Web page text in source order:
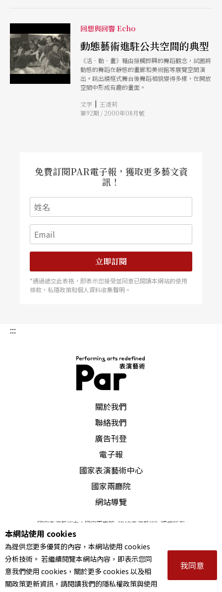
回想與回響 Echo
動態藝術進駐公共空間的典型
《活．動．畫》藉由接觸即興的舞蹈觀念，試圖將
動態的舞蹈在靜態的畫廊和美術館等展覽空間演
出。跳出鏡框式舞台後舞蹈相貌變得多樣，在開放
空間中形成有趣的畫面。
文字 | 王凌莉
第92期 / 2000年08月號
免費訂閱PAR電子報，獲取更多藝文資
訊！
立即訂閱
*通過遞交此表格，即表示您接受並同意已閱讀本網站的使用
條款，私隱政策和個人資料收集聲明。
:::
關於我們
聯絡我們
廣告刊登
電子報
國家表演藝術中心
國家兩廳院
網站導覽
國家表演藝術中心國家兩廳院《PAR表演藝術》版權所有
© 2022Performing arts redefined. All Rights Reserved
統一編號 Tax Id number 00973926
本站所提供相關演出資訊，如有異動應以主辦單位公告為準。
服務條款｜隱私權聲明｜著作權聲明
本網站使用 cookies
為提供您更多優質的內容，本網站使用 cookies
分析技術。 若繼續閱覽本網站內容，即表示您同
意我們使用 cookies，關於更多 cookies 以及相
關政策更新資訊，請閱讀我們的隱私權政策與使用
我同意